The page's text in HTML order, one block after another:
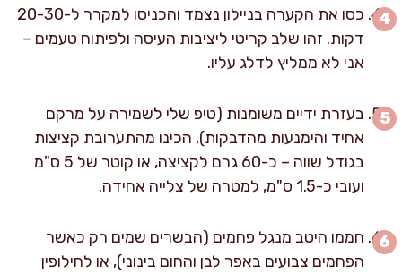
כסו את הקערה בניילון נצמד והכניסו למקרר ל-20-30
דקות. זהו שלב קריטי ליציבות העיסה ולפיתוח טעמים –
אני לא ממליץ לדלג עליו.
בעזרת ידיים משומנות (טיפ שלי לשמירה על מרקם
אחיד והימנעות מהדבקות), הכינו מהתערובת קציצות
בגודל שווה – כ-60 גרם לקציצה, או קוטר של 5 ס"מ
ועובי כ-1.5 ס"מ, למטרה של צלייה אחידה.
חממו היטב מנגל פחמים (הבשרים שמים רק כאשר
הפחמים צבועים באפר לבן והחום בינוני), או לחילופין